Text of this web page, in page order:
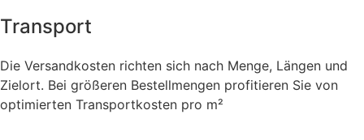
Transport
Die Versandkosten richten sich nach Menge, Längen und
Zielort. Bei größeren Bestellmengen profitieren Sie von
optimierten Transportkosten pro m²